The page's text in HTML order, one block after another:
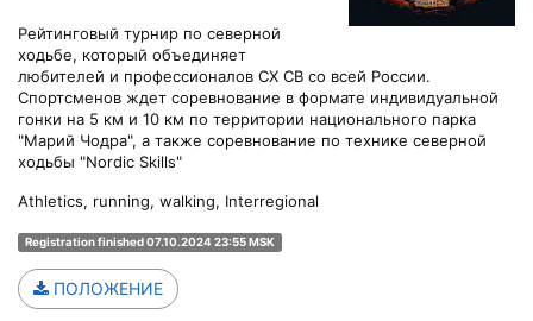
Рейтинговый турнир по северной
ходьбе, который объединяет
любителей и профессионалов СХ СВ со всей России.
Спортсменов ждет соревнование в формате индивидуальной
гонки на 5 км и 10 км по территории национального парка
"Марий Чодра", а также соревнование по технике северной
ходьбы "Nordic Skills"
Athletics, running, walking, Interregional
Registration finished 07.10.2024 23:55 MSK
ПОЛОЖЕНИЕ